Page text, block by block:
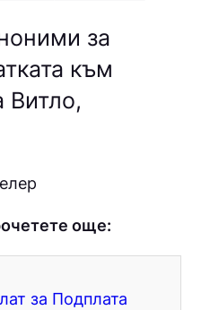
за
към
Витло,
още:
за Подплата